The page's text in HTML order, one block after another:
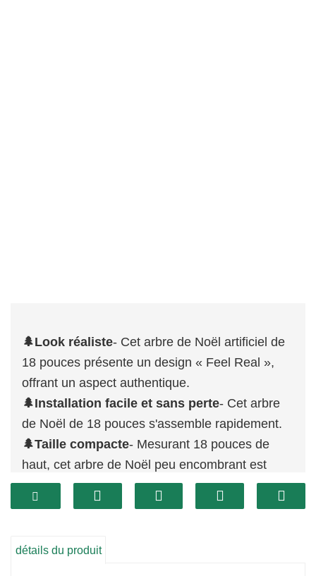
🌲Look réaliste- Cet arbre de Noël artificiel de
18 pouces présente un design « Feel Real »,
offrant un aspect authentique.
🌲Installation facile et sans perte- Cet arbre
de Noël de 18 pouces s'assemble rapidement.
🌲Taille compacte- Mesurant 18 pouces de
haut, cet arbre de Noël peu encombrant est
parfait pour les appartements, les bureaux ou
tout petit espace de vie.
enveloppée de toile de jute assure la stabilité.
détails du produit